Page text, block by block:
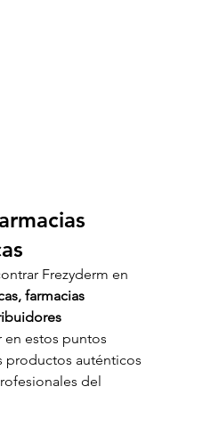
Frezyderm en
farmacias
en estos puntos
productos auténticos
del